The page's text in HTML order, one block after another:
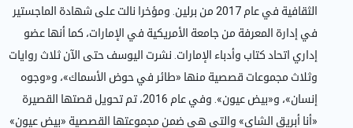
الثقافية في عام 2017 من برلين. ومؤخرا نالت على شهادة الماجستير
في إدارة المعرفة من جامعة الأمريكية في الإمارات، كما أنها عضو
إداري اتحاد كتاب وأدباء الإمارات. نشرت اليوسف حتى الآن ثلاث روايات
وثلاث مجموعات قصصية منها «طائر في حوض الأسماك»، و«وجوه
إنسان»، و«بيض عيون». وفي عام 2016، تم تحويل قصتها القصيرة
«أنا أبريق الشاي» والتي هي ضمن مجموعتها القصصية «بيض عيون»